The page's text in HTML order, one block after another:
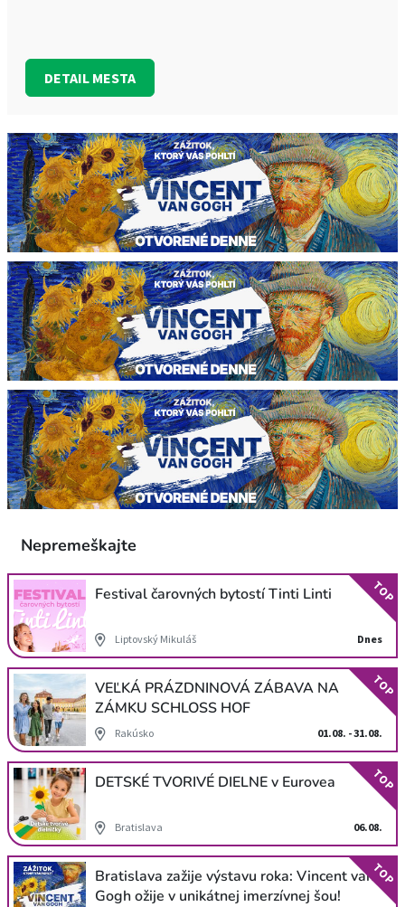
DETAIL MESTA
Nepremeškajte
Festival čarovných bytostí Tinti Linti
Liptovský Mikuláš Dnes
TOP
VEĽKÁ PRÁZDNINOVÁ ZÁBAVA NA
ZÁMKU SCHLOSS HOF
Rakúsko 01.08. - 31.08.
TOP
DETSKÉ TVORIVÉ DIELNE v Eurovea
Bratislava 06.08.
TOP
Bratislava zažije výstavu roka: Vincent van
Gogh ožije v unikátnej imerzívnej šou!
TOP